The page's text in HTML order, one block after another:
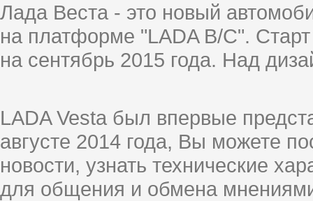
Лада Веста - это новый
на платформе "LADA B/C".
на сентябрь 2015 года. Над
LADA Vesta был впервые
августе 2014 года, Вы можете
новости, узнать технические
для общения и обмена